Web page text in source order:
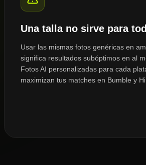
Una talla no sirve para
Usar las mismas fotos genéricas en
significa resultados subóptimos en al
Fotos AI personalizadas para cada
maximizan tus matches en Bumble y